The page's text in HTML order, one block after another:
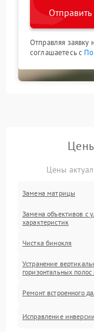
Отправить
Отправляя заявку
соглашаетесь с
Цены
Замена матрицы
Замена объективов с
характеристик
Чистка бинокля
Устранение
горизонтальных
Ремонт встроенного
Исправление